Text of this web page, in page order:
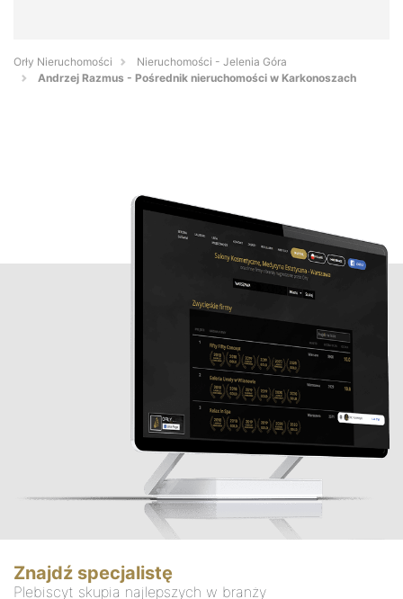
Orły Nieruchomości
Nieruchomości - Jelenia Góra
Andrzej Razmus - Pośrednik nieruchomości w Karkonoszach
Znajdź specjalistę
Plebiscyt skupia najlepszych w branży